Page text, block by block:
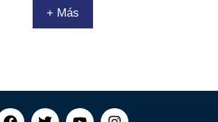
+ Más